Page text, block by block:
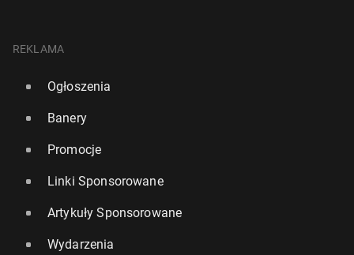
REKLAMA
Ogłoszenia
Banery
Promocje
Linki Sponsorowane
Artykuły Sponsorowane
Wydarzenia